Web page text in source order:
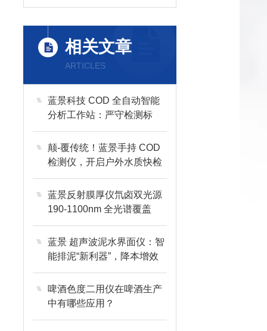
相关文章
ARTICLES
蓝景科技 COD 全自动智能
分析工作站：严守检测标
准，打造行-业-标-杆
颠-覆传统！蓝景手持 COD
检测仪，开启户外水质快检
新时代
蓝景反射膜厚仪氘卤双光源
190-1100nm 全光谱覆盖
蓝景 超声波泥水界面仪：智
能排泥“新利器”，降本增效
双突破
啤酒色度二用仪在啤酒生产
中有哪些应用？